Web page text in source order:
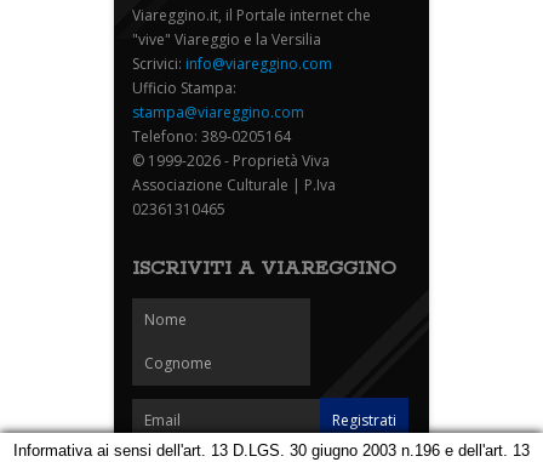
Viareggino.it, il Portale internet che
"vive" Viareggio e la Versilia
Scrivici: info@viareggino.com
Ufficio Stampa:
stampa@viareggino.com
Telefono: 389-0205164
© 1999-2026 - Proprietà Viva
Associazione Culturale | P.Iva
02361310465
ISCRIVITI A VIAREGGINO
Informativa ai sensi dell'art. 13 D.LGS. 30 giugno 2003 n.196 e dell'art. 13